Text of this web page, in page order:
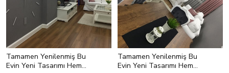
Tamamen Yenilenmiş Bu
Evin Yeni Tasarımı Hem
Tamamen Yenilenmiş Bu
Evin Yeni Tasarımı Hem